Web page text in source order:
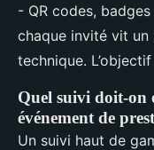
- QR codes,
chaque invité vit un
technique.
Quel suivi doit-on
événement de
Un suivi haut de